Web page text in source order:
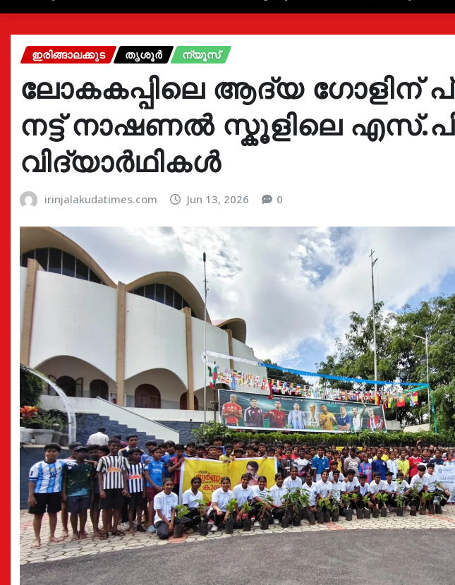
ഇരിങ്ങാലക്കുട തൃശൂർ ന്യൂസ്
ലോകകപ്പിലെ ആദ്യ ഗോളിന്
നട്ട് നാഷണൽ സ്കൂളിലെ
വിദ്യാർഥികൾ
irinjalakudatimes.com Jun 13, 2026 0